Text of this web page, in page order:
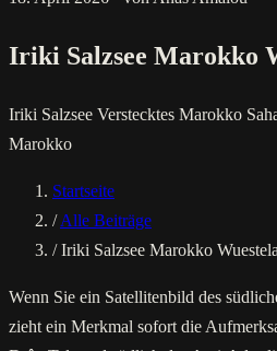
Iriki Salzsee Marokko
Iriki Salzsee Verstecktes Marokko
Marokko
Startseite
/ Alle Beiträge
/ Iriki Salzsee Marokko
Wenn Sie ein Satellitenbild des
zieht ein Merkmal sofort die